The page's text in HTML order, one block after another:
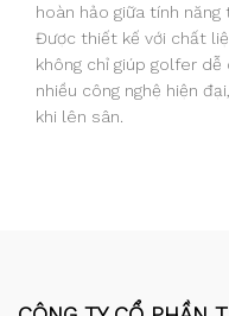
hoàn hảo giữa tính
Được thiết kế với chất
không chỉ giúp golfer
nhiều công nghệ hiện
khi lên sân.